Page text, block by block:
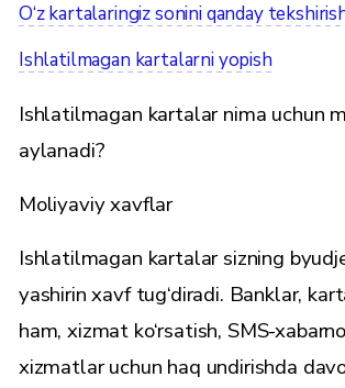
O‘z kartalaringiz sonini qanday
Ishlatilmagan kartalarni yopish
Ishlatilmagan kartalar nima uchun
aylanadi?
Moliyaviy xavflar
Ishlatilmagan kartalar sizning
yashirin xavf tug‘diradi. Banklar,
ham, xizmat ko‘rsatish, SMS-
xizmatlar uchun haq undirishda